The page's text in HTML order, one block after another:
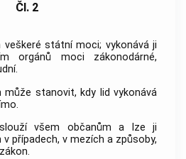
Čl. 2
veškeré státní moci; vykonává ji
orgánů moci zákonodárné,
může stanovit, kdy lid vykonává
všem občanům a lze ji
případech, v mezích a způsoby,